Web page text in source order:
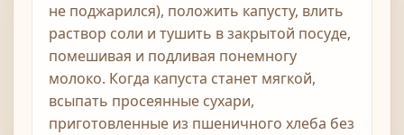
не поджарился), положить капусту, влить
раствор соли и тушить в закрытой посуде,
помешивая и подливая понемногу
молоко. Когда капуста станет мягкой,
всыпать просеянные сухари,
приготовленные из пшеничного хлеба без